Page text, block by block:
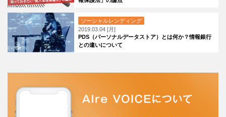
ソーシャルレンディング
2019.03.04 [月]
PDS（パーソナルデータストア）とは何か？情報銀行
との違いについて